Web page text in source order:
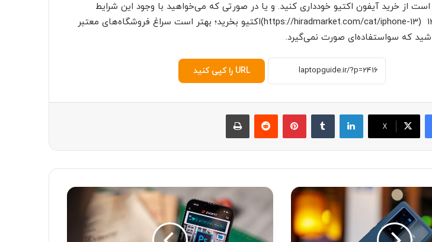
از خرید آیفون اکتیو خودداری کنید. و یا در صورتی که می‌خواهید با وجود این شرایط
همچنان آیفون ۱۳ (https://hiradmarket.com/cat/iphone-13)اکتیو بخرید؛ بهتر است سراغ فروشگاه‌های معتبر
که سواستفاده‌ای صورت نمی‌گیرد.
URL را کپی کنید
X
لینکدین پینترست ‫رددیت
ن